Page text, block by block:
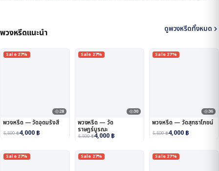
พวงหรีดแนะนำ ดูพวงหรีดทั้งหมด
Sale 27%
28
พวงหรีด — วัดอุดมรังสี
5,500฿4,000 ฿
Sale 27%
30
พวงหรีด — วัด
ราษฎร์บูรณะ
5,500฿4,000 ฿
Sale 27%
36
พวงหรีด — วัดสุทธาโภชน์
5,500฿4,000 ฿
Sale 27% Sale 27% Sale 27%